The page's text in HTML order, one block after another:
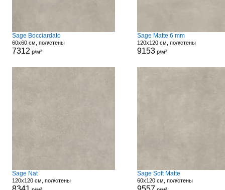
Sage Bocciardato
60x60 см, пол/стены
7312 р/м²
Sage Matte 6 mm
120x120 см, пол/стены
9153р/м²
Sage Nat
120x120 см, пол/стены
Sage Soft Matte
60x120 см, пол/стены